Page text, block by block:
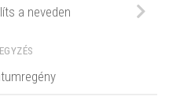
a neveden